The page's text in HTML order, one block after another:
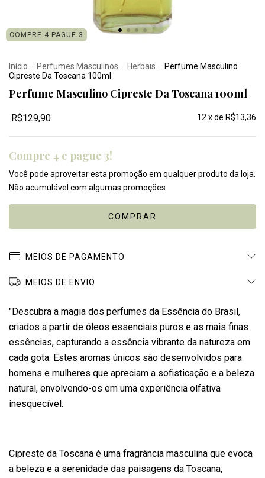
COMPRE 4 PAGUE 3
Início Perfumes Masculinos Herbais
Perfume Masculino
Cipreste Da Toscana 100ml
Perfume Masculino Cipreste Da Toscana 100ml
R$129,90 12 x de R$13,36
Compre 4 e pague 3!
Você pode aproveitar esta promoção em qualquer produto da loja.
Não acumulável com algumas promoções
MEIOS DE PAGAMENTO
MEIOS DE ENVIO
"Descubra a magia dos perfumes da Essência do Brasil,
criados a partir de óleos essenciais puros e as mais finas
essências, capturando a essência vibrante da natureza em
cada gota. Estes aromas únicos são desenvolvidos para
homens e mulheres que apreciam a sofisticação e a beleza
natural, envolvendo-os em uma experiência olfativa
inesquecível.
Cipreste da Toscana é uma fragrância masculina que evoca
a beleza e a serenidade das paisagens da Toscana,